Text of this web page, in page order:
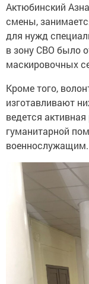
Актюбинский
смены,
для нужд
в зону СВО было
маскировочных
Кроме того,
изготавливают
ведется
гуманитарной
военнослужащим.